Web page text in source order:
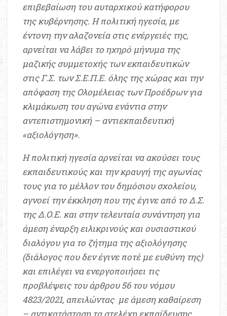
επιβεβαίωση του αυταρχικού κατήφορου
της κυβέρνησης. Η πολιτική ηγεσία, με
έντονη την αλαζονεία στις ενέργειές της,
αρνείται να λάβει το ηχηρό μήνυμα της
μαζικής συμμετοχής των εκπαιδευτικών
στις Γ.Σ. των Σ.Ε.Π.Ε. όλης της χώρας και την
απόφαση της Ολομέλειας των Προέδρων για
κλιμάκωση του αγώνα ενάντια στην
αντεπιστημονική – αντιεκπαιδευτική
«αξιολόγηση».
Η πολιτική ηγεσία αρνείται να ακούσει τους
εκπαιδευτικούς και την κραυγή της αγωνίας
τους για το μέλλον του δημόσιου σχολείου,
αγνοεί την έκκληση που της έγινε από το Δ.Σ.
της Δ.Ο.Ε. και στην τελευταία συνάντηση για
άμεση έναρξη ειλικρινούς και ουσιαστικού
διαλόγου για το ζήτημα της αξιολόγησης
(διάλογος που δεν έγινε ποτέ με ευθύνη της)
και επιλέγει να ενεργοποιήσει τις
προβλέψεις του άρθρου 56 του νόμου
4823/2021, απειλώντας με άμεση καθαίρεση